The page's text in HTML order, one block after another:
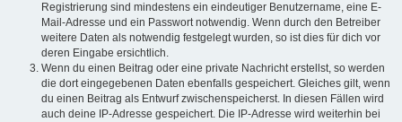
Registrierung sind mindestens ein eindeutiger Benutzername, eine E-
Mail-Adresse und ein Passwort notwendig. Wenn durch den Betreiber
weitere Daten als notwendig festgelegt wurden, so ist dies für dich vor
deren Eingabe ersichtlich.
Wenn du einen Beitrag oder eine private Nachricht erstellst, so werden
die dort eingegebenen Daten ebenfalls gespeichert. Gleiches gilt, wenn
du einen Beitrag als Entwurf zwischenspeicherst. In diesen Fällen wird
auch deine IP-Adresse gespeichert. Die IP-Adresse wird weiterhin bei